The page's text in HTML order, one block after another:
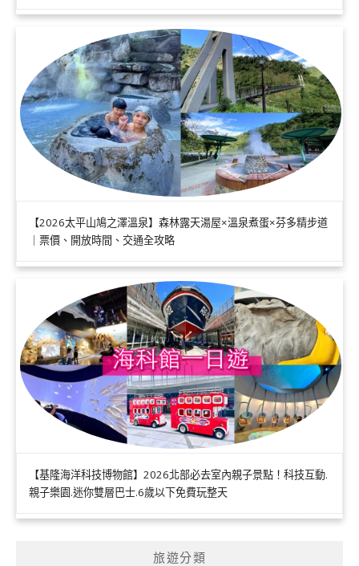
【2026太平山鳩之澤溫泉】森林露天湯屋×溫泉煮蛋×芬多精步道
｜票價、開放時間、交通全攻略
【基隆海洋科技博物館】2026北部必去室內親子景點！科技互動.
親子樂園.迷你雙層巴士.6歲以下免費玩整天
旅遊分類